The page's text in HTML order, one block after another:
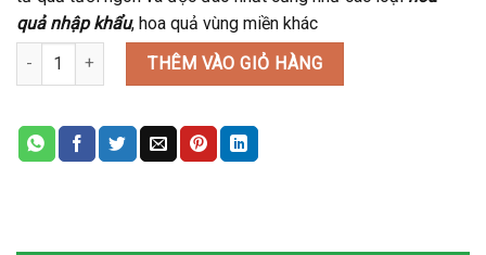
quả nhập khẩu, hoa quả vùng miền khác
Bó hoa làm từ quả 11 số lượngTHÊM VÀO GIỎ HÀNG